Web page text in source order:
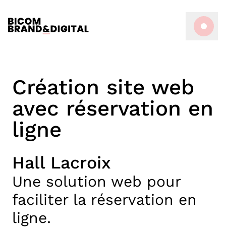
Création site web
avec réservation en
ligne
Hall Lacroix
Une solution web pour
faciliter la réservation en
ligne.